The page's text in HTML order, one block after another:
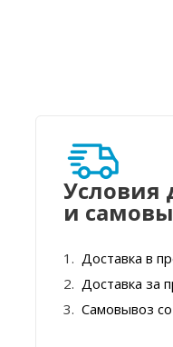
Условия
и
Доставка в
Доставка за
Самовывоз